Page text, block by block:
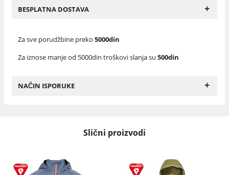
BESPLATNA DOSTAVA +
Za sve porudžbine preko 5000din
Za iznose manje od 5000din troškovi slanja su 500din
NAČIN ISPORUKE +
Slični proizvodi